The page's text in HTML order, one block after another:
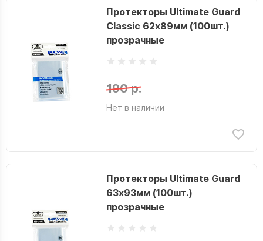
Протекторы Ultimate Guard
Classic 62х89мм (100шт.)
прозрачные
190 р.
Нет в наличии
Протекторы Ultimate Guard
63х93мм (100шт.)
прозрачные